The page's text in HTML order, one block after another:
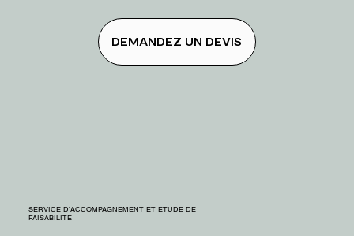
DEMANDEZ UN DEVIS
SERVICE D’ACCOMPAGNEMENT ET ETUDE DE
FAISABILITE